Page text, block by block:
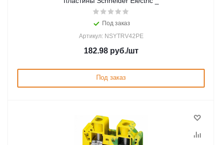
Под заказ
Артикул: NSYTRV42PE
182.98руб./шт
Под заказ